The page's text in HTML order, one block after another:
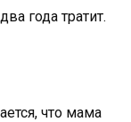
года тратит.
что мама